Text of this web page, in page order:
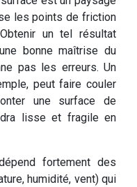
les points de friction
un tel résultat
bonne maîtrise du
pas les erreurs. Un
peut faire couler
une surface de
lisse et fragile en
fortement des
humidité, vent) qui